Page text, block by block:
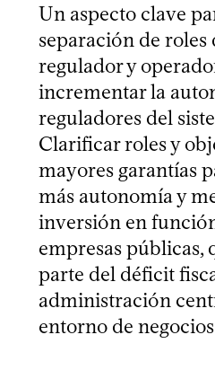
Un aspecto clave
separación de roles
regulador y
incrementar la
reguladores del
Clarificar roles y
mayores garantías
más autonomía y
inversión en
empresas públicas,
parte del déficit
administración
entorno de